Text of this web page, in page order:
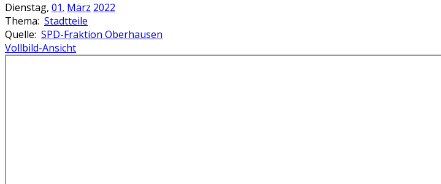
Dienstag, 01. März 2022
Thema: Stadtteile
Quelle: SPD-Fraktion Oberhausen
Vollbild-Ansicht